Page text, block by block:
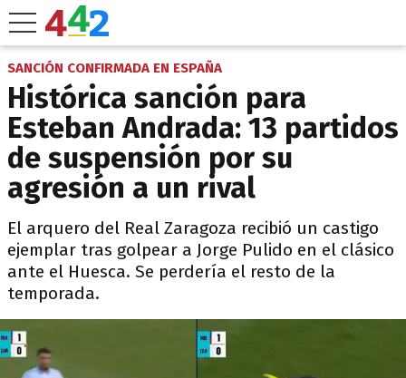
SANCIÓN CONFIRMADA EN ESPAÑA
Histórica sanción para
Esteban Andrada: 13 partidos
de suspensión por su
agresión a un rival
El arquero del Real Zaragoza recibió un castigo
ejemplar tras golpear a Jorge Pulido en el clásico
ante el Huesca. Se perdería el resto de la
temporada.